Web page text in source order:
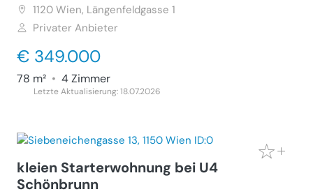
1120 Wien, Längenfeldgasse 1
Privater Anbieter
€ 349.000
78 m² • 4 Zimmer
Letzte Aktualisierung: 18.07.2026
kleien Starterwohnung bei U4
Schönbrunn